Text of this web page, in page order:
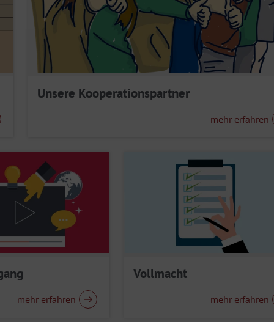
Unsere Kooperationspartner
mehr erfahren
mehr erfahren
Vollmacht
mehr erfahren